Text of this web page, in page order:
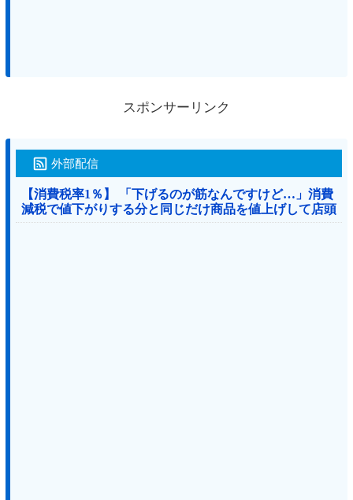
スポンサーリンク
外部配信
【消費税率1％】 「下げるのが筋なんですけど…」消費
減税で値下がりする分と同じだけ商品を値上げして店頭
価格を変えない店も